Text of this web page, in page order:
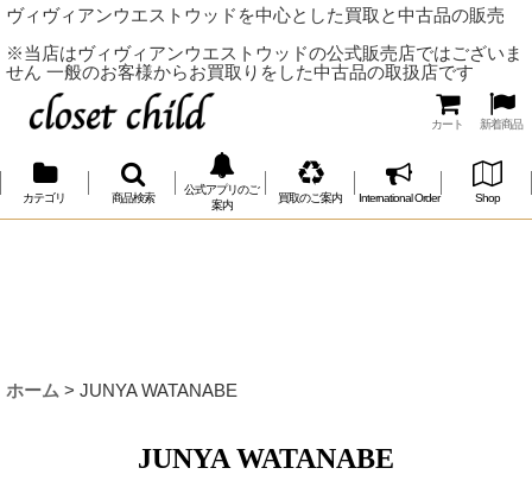
ヴィヴィアンウエストウッドを中心とした買取と中古品の販売
※当店はヴィヴィアンウエストウッドの公式販売店ではございま
せん 一般のお客様からお買取りをした中古品の取扱店です
カート 新着商品
カテゴリ 商品検索
公式アプリのご
案内
買取のご案内 International Order Shop
ホーム > JUNYA WATANABE
JUNYA WATANABE